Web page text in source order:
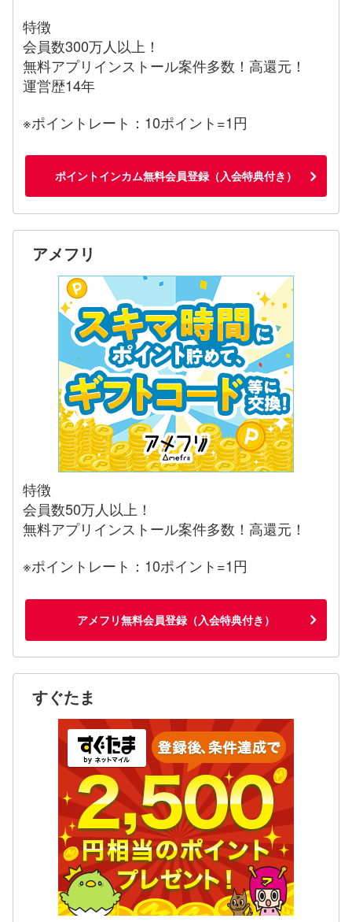
特徴
会員数300万人以上！
無料アプリインストール案件多数！高還元！
運営歴14年
※ポイントレート：10ポイント=1円
ポイントインカム無料会員登録（入会特典付き）
アメフリ
特徴
会員数50万人以上！
無料アプリインストール案件多数！高還元！
※ポイントレート：10ポイント=1円
アメフリ無料会員登録（入会特典付き）
すぐたま